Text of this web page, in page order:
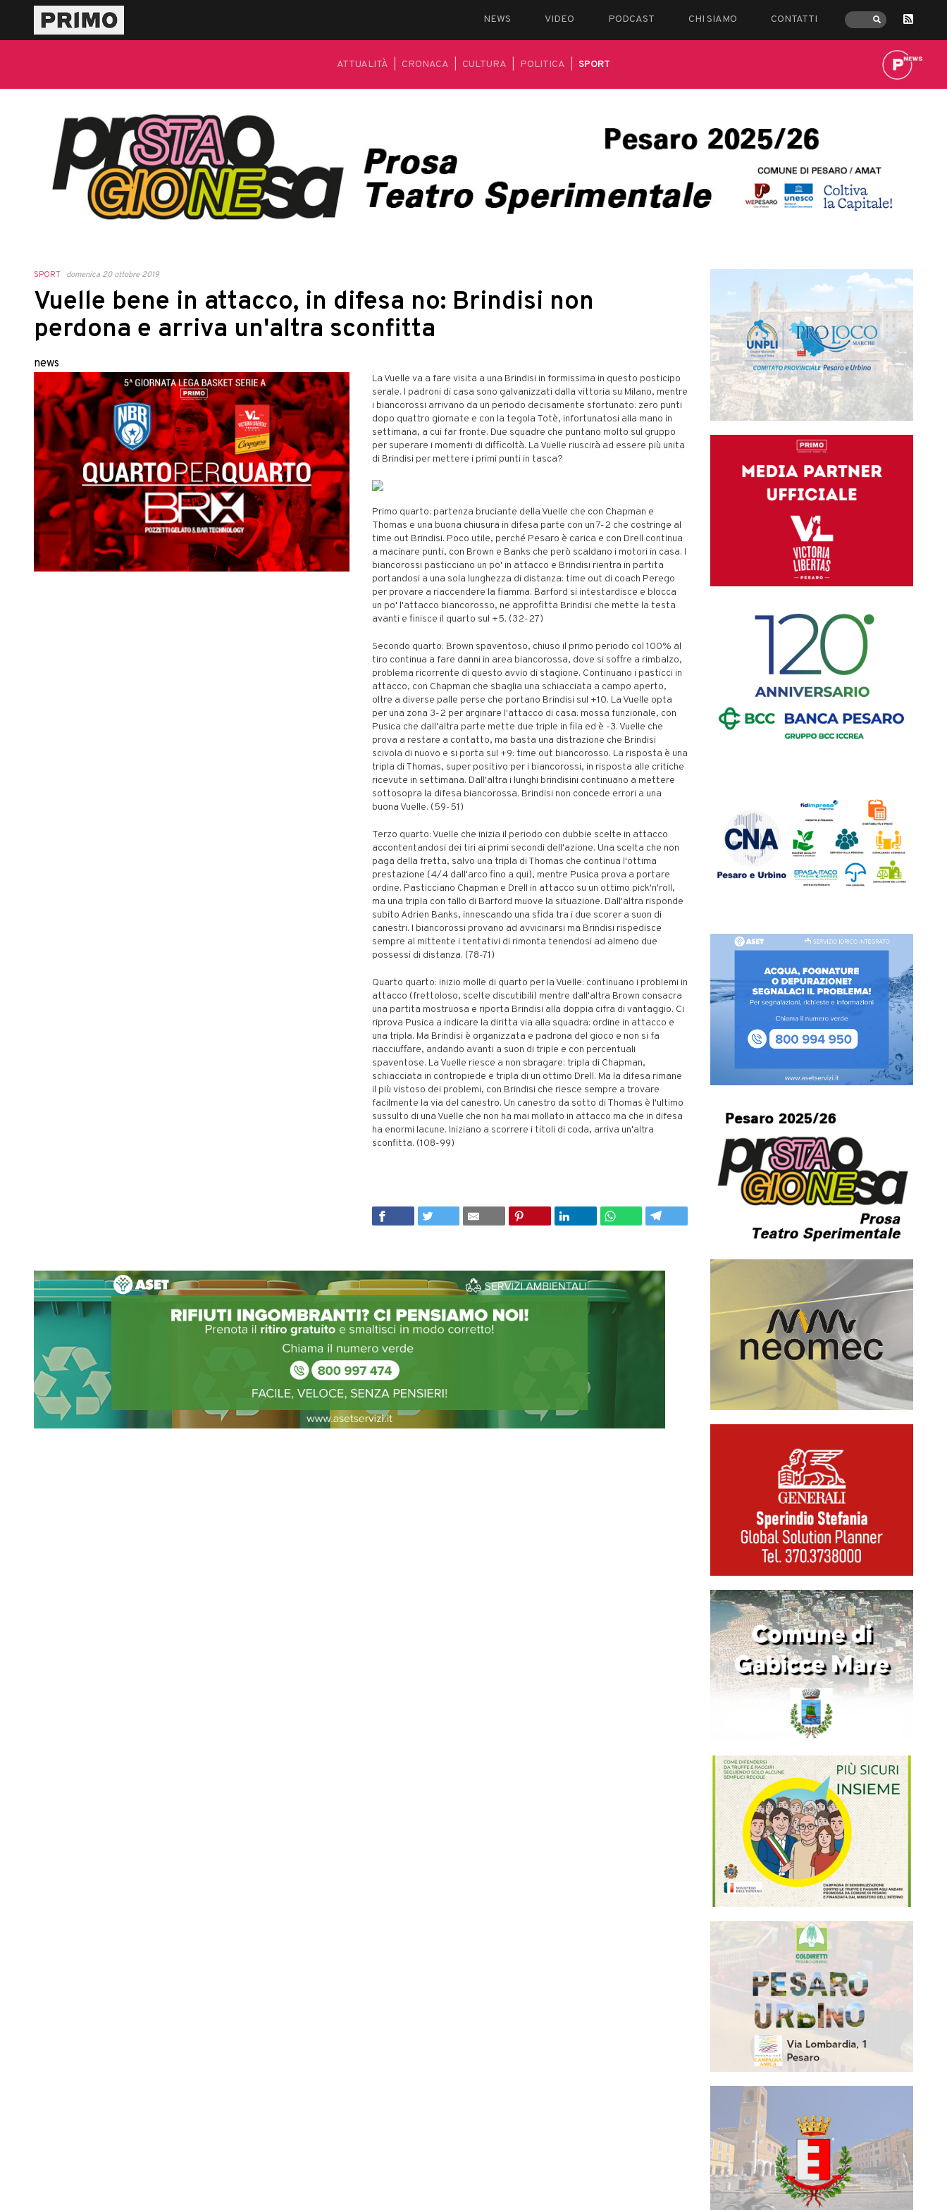
NEWS VIDEO PODCAST CHI SIAMO CONTATTI
ATTUALITÀ CRONACA CULTURA POLITICA SPORT
SPORT domenica 20 ottobre 2019
Vuelle bene in attacco, in difesa no: Brindisi non
perdona e arriva un'altra sconfitta
news
La Vuelle va a fare visita a una Brindisi in formissima in questo posticipo
serale. I padroni di casa sono galvanizzati dalla vittoria su Milano, mentre
i biancorossi arrivano da un periodo decisamente sfortunato: zero punti
dopo quattro giornate e con la tegola Totè, infortunatosi alla mano in
settimana, a cui far fronte. Due squadre che puntano molto sul gruppo
per superare i momenti di difficoltà. La Vuelle riuscirà ad essere più unita
di Brindisi per mettere i primi punti in tasca?
Primo quarto: partenza bruciante della Vuelle che con Chapman e
Thomas e una buona chiusura in difesa parte con un 7-2 che costringe al
time out Brindisi. Poco utile, perché Pesaro è carica e con Drell continua
a macinare punti, con Brown e Banks che però scaldano i motori in casa. I
biancorossi pasticciano un po' in attacco e Brindisi rientra in partita
portandosi a una sola lunghezza di distanza: time out di coach Perego
per provare a riaccendere la fiamma. Barford si intestardisce e blocca
un po' l'attacco biancorosso, ne approfitta Brindisi che mette la testa
avanti e finisce il quarto sul +5. (32-27)
Secondo quarto: Brown spaventoso, chiuso il primo periodo col 100% al
tiro continua a fare danni in area biancorossa, dove si soffre a rimbalzo,
problema ricorrente di questo avvio di stagione. Continuano i pasticci in
attacco, con Chapman che sbaglia una schiacciata a campo aperto,
oltre a diverse palle perse che portano Brindisi sul +10. La Vuelle opta
per una zona 3-2 per arginare l'attacco di casa: mossa funzionale, con
Pusica che dall'altra parte mette due triple in fila ed è -3. Vuelle che
prova a restare a contatto, ma basta una distrazione che Brindisi
scivola di nuovo e si porta sul +9: time out biancorosso. La risposta è una
tripla di Thomas, super positivo per i biancorossi, in risposta alle critiche
ricevute in settimana. Dall'altra i lunghi brindisini continuano a mettere
sottosopra la difesa biancorossa. Brindisi non concede errori a una
buona Vuelle. (59-51)
Terzo quarto: Vuelle che inizia il periodo con dubbie scelte in attacco
accontentandosi dei tiri ai primi secondi dell'azione. Una scelta che non
paga della fretta, salvo una tripla di Thomas che continua l'ottima
prestazione (4/4 dall'arco fino a qui), mentre Pusica prova a portare
ordine. Pasticciano Chapman e Drell in attacco su un ottimo pick'n'roll,
ma una tripla con fallo di Barford muove la situazione. Dall'altra risponde
subito Adrien Banks, innescando una sfida tra i due scorer a suon di
canestri. I biancorossi provano ad avvicinarsi ma Brindisi rispedisce
sempre al mittente i tentativi di rimonta tenendosi ad almeno due
possessi di distanza. (78-71)
Quarto quarto: inizio molle di quarto per la Vuelle: continuano i problemi in
attacco (frettoloso, scelte discutibili) mentre dall'altra Brown consacra
una partita mostruosa e riporta Brindisi alla doppia cifra di vantaggio. Ci
riprova Pusica a indicare la diritta via alla squadra: ordine in attacco e
una tripla. Ma Brindisi è organizzata e padrona del gioco e non si fa
riacciuffare, andando avanti a suon di triple e con percentuali
spaventose. La Vuelle riesce a non sbragare: tripla di Chapman,
schiacciata in contropiede e tripla di un ottimo Drell. Ma la difesa rimane
il più vistoso dei problemi, con Brindisi che riesce sempre a trovare
facilmente la via del canestro. Un canestro da sotto di Thomas è l'ultimo
sussulto di una Vuelle che non ha mai mollato in attacco ma che in difesa
ha enormi lacune. Iniziano a scorrere i titoli di coda, arriva un'altra
sconfitta. (108-99)